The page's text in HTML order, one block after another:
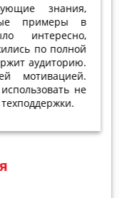
знания,
примеры в
интересно,
по полной
аудиторию.
мотивацией.
не